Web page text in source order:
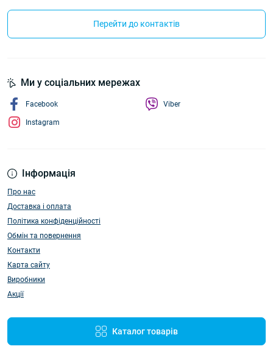
Перейти до контактів
Інформація
Про нас
Доставка і оплата
Політика конфіденційності
Обмін та повернення
Контакти
Карта сайту
Виробники
Акції
Каталог товарів
Ми у соціальних мережах
Facebook
Instagram
Viber